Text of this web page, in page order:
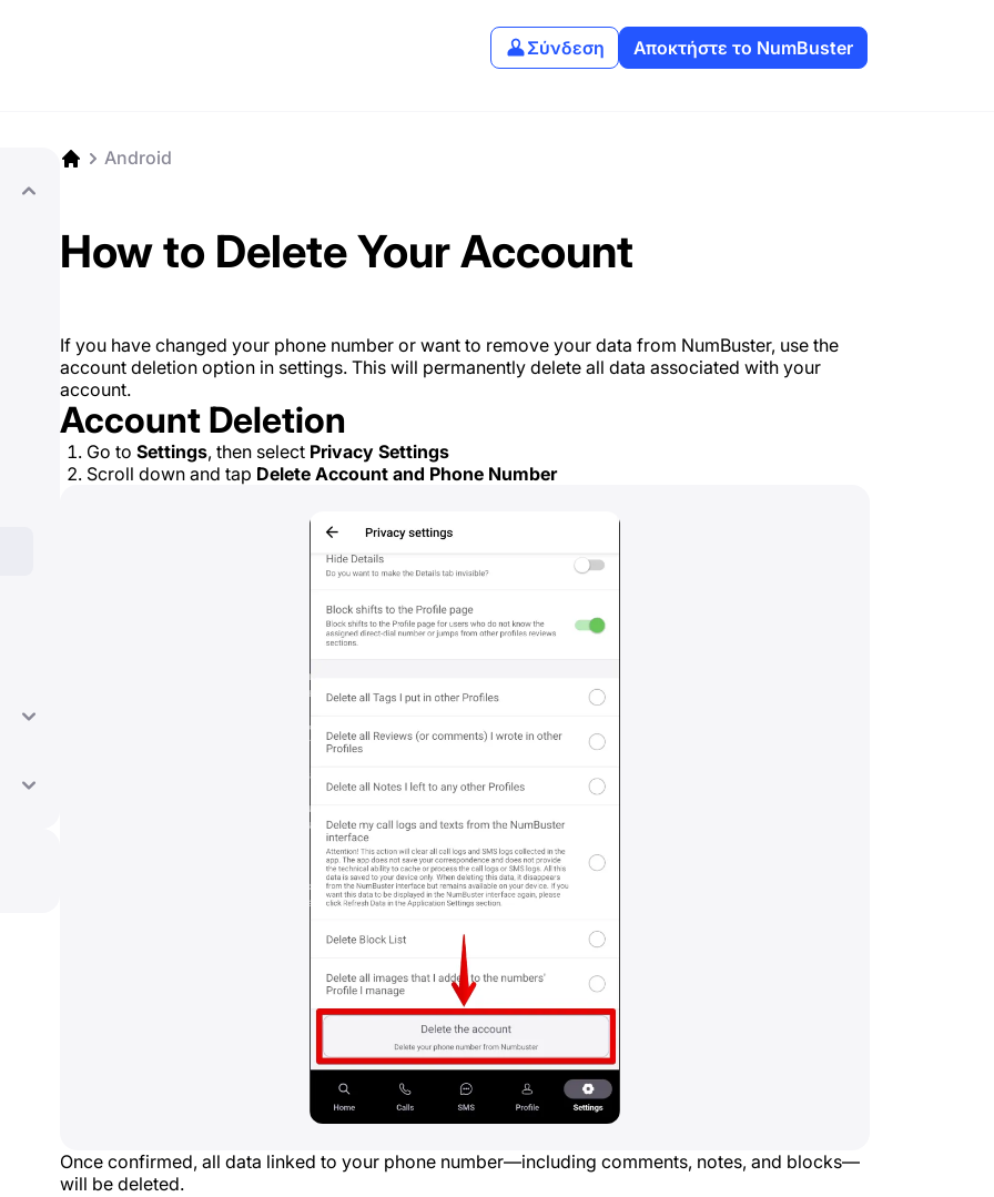
Σύνδεση Αποκτήστε το NumBuster
Android
How to Delete Your Account
If you have changed your phone number or want to remove your data from NumBuster, use the
account deletion option in settings. This will permanently delete all data associated with your
account.
Account Deletion
Go to Settings, then select Privacy Settings
Scroll down and tap Delete Account and Phone Number
Once confirmed, all data linked to your phone number—including comments, notes, and blocks—
will be deleted.